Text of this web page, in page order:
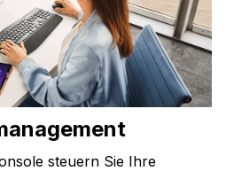
steuern Sie Ihre